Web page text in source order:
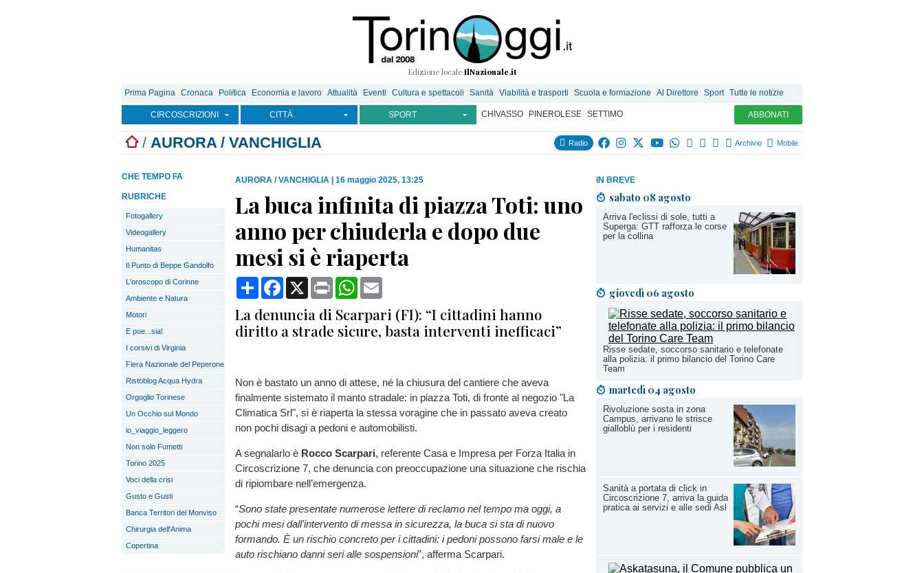
Edizione locale IlNazionale.it
Prima Pagina Cronaca Politica Economia e lavoro Attualità Eventi Cultura e spettacoli Sanità Viabilità e trasporti Scuola e formazione Al Direttore Sport Tutte le notizie
CIRCOSCRIZIONI CITTÀ SPORT CHIVASSO PINEROLESE SETTIMO ABBONATI
/ AURORA / VANCHIGLIA Radio Archivio Mobile
IN BREVE
sabato 08 agosto
Arriva l'eclissi di sole, tutti a
Superga: GTT rafforza le corse
per la collina
giovedì 06 agosto
Risse sedate, soccorso sanitario e telefonate
alla polizia: il primo bilancio del Torino Care
Team
martedì 04 agosto
Rivoluzione sosta in zona
Campus, arrivano le strisce
gialloblù per i residenti
Sanità a portata di click in
Circoscrizione 7, arriva la guida
pratica ai servizi e alle sedi Asl
CHE TEMPO FA
RUBRICHE
Fotogallery
Videogallery
Humanitas
Il Punto di Beppe Gandolfo
L'oroscopo di Corinne
Ambiente e Natura
Motori
E poe...sia!
I corsivi di Virginia
Fiera Nazionale del Peperone
Ristoblog Acqua Hydra
Orgoglio Torinese
Un Occhio sul Mondo
io_viaggio_leggero
Non solo Fumetti
Torino 2025
Voci della crisi
Gusto e Gusti
Banca Territori del Monviso
Chirurgia dell'Anima
Copertina
AURORA / VANCHIGLIA 16 maggio 2025, 13:25
La buca infinita di piazza Toti: uno
anno per chiuderla e dopo due
mesi si è riaperta
CondividiFacebook
X Print WhatsApp
La denuncia di Scarpari (FI): “I cittadini hanno
diritto a strade sicure, basta interventi inefficaci”
Non è bastato un anno di attese, né la chiusura del cantiere che aveva
finalmente sistemato il manto stradale: in piazza Toti, di fronte al negozio "La
Climatica Srl", si è riaperta la stessa voragine che in passato aveva creato
non pochi disagi a pedoni e automobilisti.
A segnalarlo è Rocco Scarpari, referente Casa e Impresa per Forza Italia in
Circoscrizione 7, che denuncia con preoccupazione una situazione che rischia
di ripiombare nell’emergenza.
“Sono state presentate numerose lettere di reclamo nel tempo ma oggi, a
pochi mesi dall’intervento di messa in sicurezza, la buca si sta di nuovo
formando. È un rischio concreto per i cittadini: i pedoni possono farsi male e le
auto rischiano danni seri alle sospensioni”, afferma Scarpari.